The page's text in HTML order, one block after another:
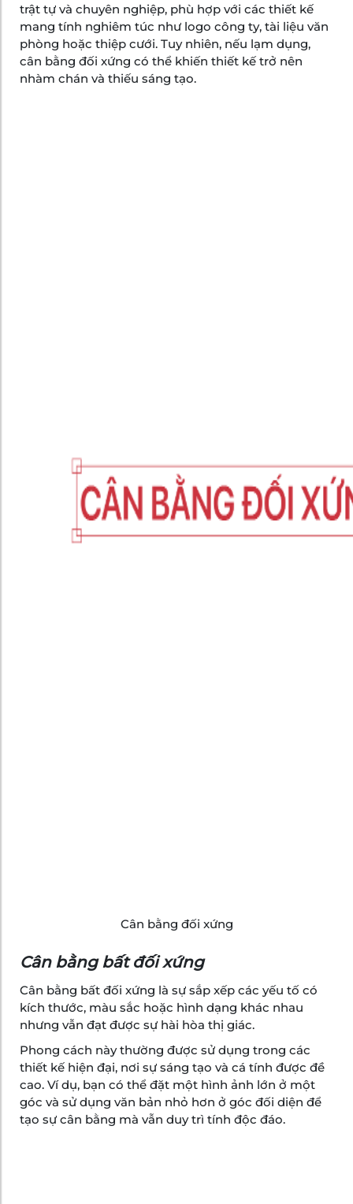
trật tự và chuyên nghiệp, phù hợp với các thiết kế
mang tính nghiêm túc như logo công ty, tài liệu văn
phòng hoặc thiệp cưới. Tuy nhiên, nếu lạm dụng,
cân bằng đối xứng có thể khiến thiết kế trở nên
nhàm chán và thiếu sáng tạo.
Cân bằng đối xứng
Cân bằng bất đối xứng
Cân bằng bất đối xứng là sự sắp xếp các yếu tố có
kích thước, màu sắc hoặc hình dạng khác nhau
nhưng vẫn đạt được sự hài hòa thị giác.
Phong cách này thường được sử dụng trong các
thiết kế hiện đại, nơi sự sáng tạo và cá tính được đề
cao. Ví dụ, bạn có thể đặt một hình ảnh lớn ở một
góc và sử dụng văn bản nhỏ hơn ở góc đối diện để
tạo sự cân bằng mà vẫn duy trì tính độc đáo.